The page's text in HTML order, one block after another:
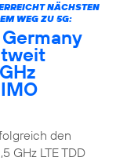
NÄCHSTEN
WEG ZU 5G:
den
GHz LTE TDD